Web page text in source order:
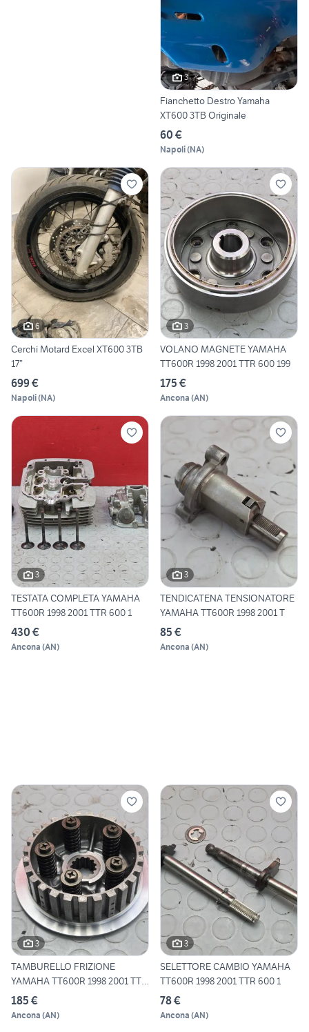
3
Fianchetto Destro Yamaha
XT600 3TB Originale
60 €
Napoli(NA)
6
Cerchi Motard Excel XT600 3TB
17”
699 €
Napoli(NA)
3
VOLANO MAGNETE YAMAHA
TT600R 1998 2001 TTR 600 199
175 €
Ancona (AN)
3
TESTATA COMPLETA YAMAHA
TT600R 1998 2001 TTR 600 1
430 €
Ancona (AN)
3
TENDICATENA TENSIONATORE
YAMAHA TT600R 1998 2001 T
85 €
Ancona (AN)
3
TAMBURELLO FRIZIONE
YAMAHA TT600R 1998 2001 TTR
60
185 €
Ancona (AN)
3
SELETTORE CAMBIO YAMAHA
TT600R 1998 2001 TTR 600 1
78 €
Ancona (AN)